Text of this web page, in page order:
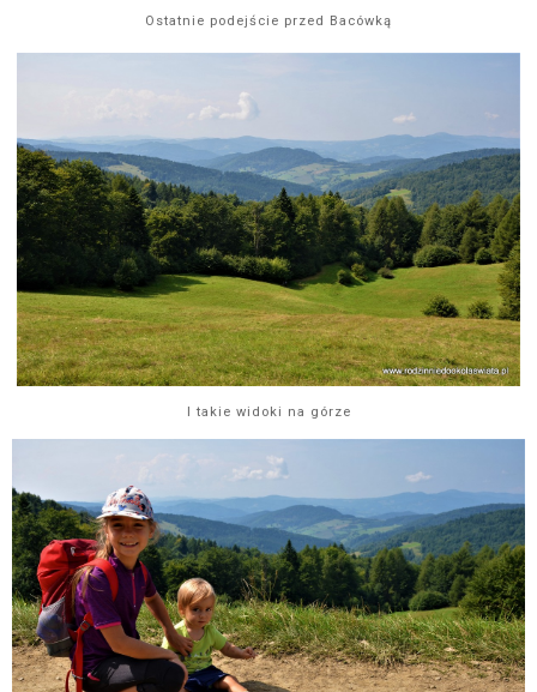
Ostatnie podejście przed Bacówką
I takie widoki na górze